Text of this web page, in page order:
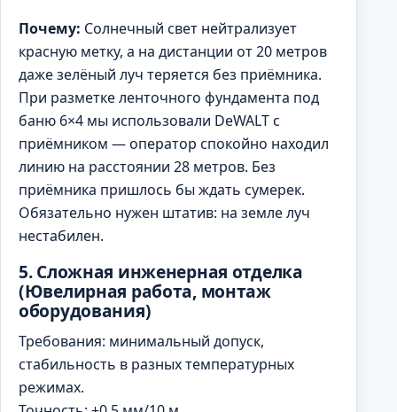
Почему: Солнечный свет нейтрализует
красную метку, а на дистанции от 20 метров
даже зелёный луч теряется без приёмника.
При разметке ленточного фундамента под
баню 6×4 мы использовали DeWALT с
приёмником — оператор спокойно находил
линию на расстоянии 28 метров. Без
приёмника пришлось бы ждать сумерек.
Обязательно нужен штатив: на земле луч
нестабилен.
5. Сложная инженерная отделка
(Ювелирная работа, монтаж
оборудования)
Требования: минимальный допуск,
стабильность в разных температурных
режимах.